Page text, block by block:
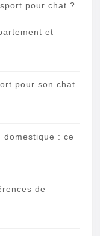
pour chat ?
et
pour son chat
domestique : ce
de